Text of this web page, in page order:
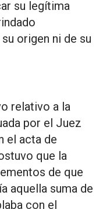
su legítima
origen ni de su
relativo a la
por el Juez
el acta de
que la
de que
aquella suma de
con el